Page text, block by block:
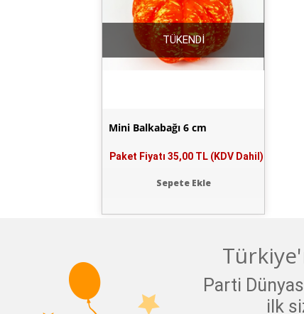
Mini Balkabağı 6 cm
Paket Fiyatı 35,00 TL (KDV Dahil)
Sepete Ekle
TÜKENDİ
Parti
ilk